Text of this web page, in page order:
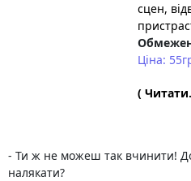
сцен,
Ціна:
(
- Ти ж не можеш так вчинити!
налякати?